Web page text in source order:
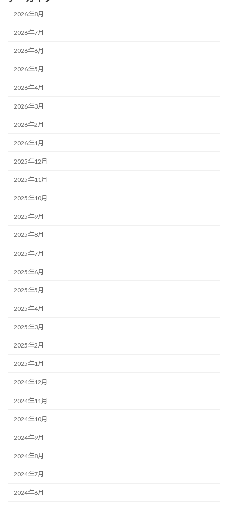
2026年8月
2026年7月
2026年6月
2026年5月
2026年4月
2026年3月
2026年2月
2026年1月
2025年12月
2025年11月
2025年10月
2025年9月
2025年8月
2025年7月
2025年6月
2025年5月
2025年4月
2025年3月
2025年2月
2025年1月
2024年12月
2024年11月
2024年10月
2024年9月
2024年8月
2024年7月
2024年6月